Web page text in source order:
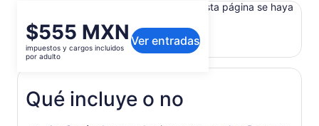
El
precio
es
por
$555 MXN
impuestos y cargos incluidos
por adulto
Ver entradas
Es posible que el contenido de esta página se haya
Ver texto original (en inglés)
Opinar sobre esta traducciónSe
Qué incluye o no